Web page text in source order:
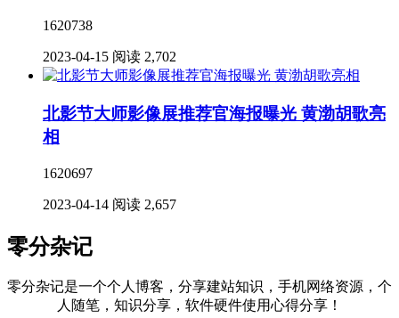
1620738
2023-04-15 阅读 2,702
北影节大师影像展推荐官海报曝光 黄渤胡歌亮
相
1620697
2023-04-14 阅读 2,657
零分杂记
零分杂记是一个个人博客，分享建站知识，手机网络资源，个
人随笔，知识分享，软件硬件使用心得分享！